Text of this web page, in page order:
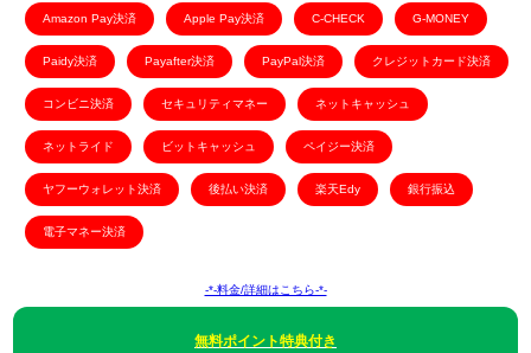
Amazon Pay決済 Apple Pay決済 C-CHECK G-MONEY
Paidy決済 Payafter決済 PayPal決済 クレジットカード決済
コンビニ決済 セキュリティマネー ネットキャッシュ
ネットライド ビットキャッシュ ペイジー決済
ヤフーウォレット決済 後払い決済 楽天Edy 銀行振込
電子マネー決済
-*-料金/詳細はこちら-*-
無料ポイント特典付き